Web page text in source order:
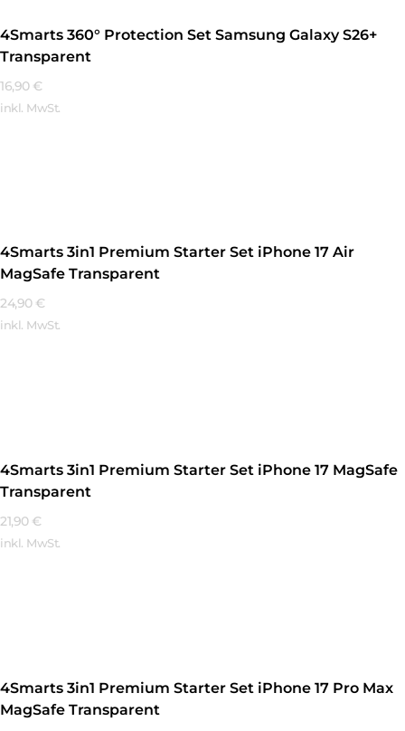
4Smarts 360° Protection Set Samsung Galaxy S26+
Transparent
16,90 €
inkl. MwSt.
4Smarts 3in1 Premium Starter Set iPhone 17 Air
MagSafe Transparent
24,90 €
inkl. MwSt.
4Smarts 3in1 Premium Starter Set iPhone 17 MagSafe
Transparent
21,90 €
inkl. MwSt.
4Smarts 3in1 Premium Starter Set iPhone 17 Pro Max
MagSafe Transparent